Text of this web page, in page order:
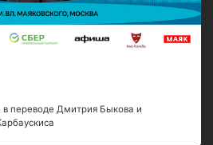
переводе Дмитрия Быкова и